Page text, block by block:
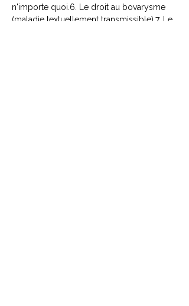
n'importe quoi.6. Le droit au bovarysme
(maladie textuellement transmissible).7. Le